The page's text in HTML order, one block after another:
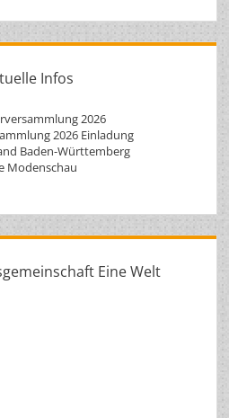
Infos
2026
2026 Einladung
Baden-Württemberg
Modenschau
Eine Welt